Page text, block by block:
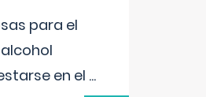
para el
en el ...